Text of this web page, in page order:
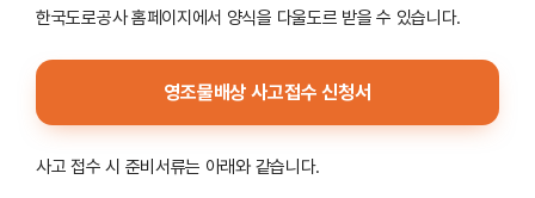
한국도로공사 홈페이지에서 양식을 다울도르 받을 수 있습니다.
영조물배상 사고접수 신청서
사고 접수 시 준비서류는 아래와 같습니다.